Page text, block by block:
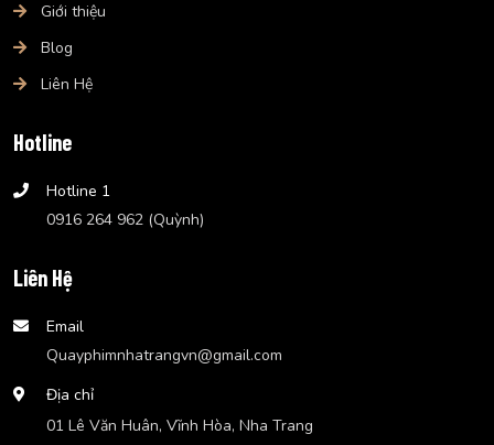
Giới thiệu
Blog
Liên Hệ
Hotline
Hotline 1
0916 264 962 (Quỳnh)
Liên Hệ
Email
Quayphimnhatrangvn@gmail.com
Địa chỉ
01 Lê Văn Huân, Vĩnh Hòa, Nha Trang